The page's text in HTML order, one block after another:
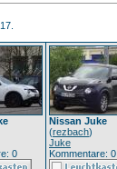
0
Nissan Juke
(rezbach)
Juke
Kommentare: 0